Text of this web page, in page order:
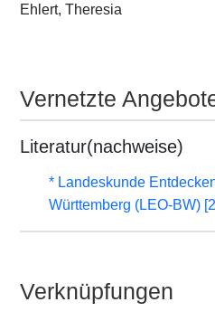
Ehlert, Theresia
Vernetzte
Literatur(nachweise)
* Landeskunde
Württemberg (LEO-BW)
Verknüpfungen